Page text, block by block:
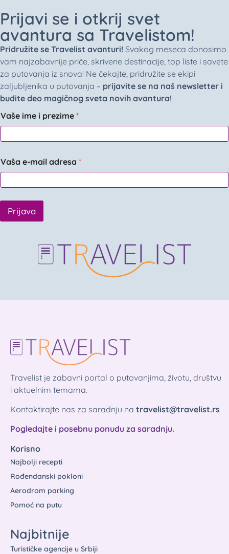
Prijavi se i otkrij svet
avantura sa Travelistom!
Pridružite se Travelist avanturi! Svakog meseca donosimo
vam najzabavnije priče, skrivene destinacije, top liste i savete
za putovanja iz snova! Ne čekajte, pridružite se ekipi
zaljubljenika u putovanja – prijavite se na naš newsletter i
budite deo magičnog sveta novih avantura!
Vaše ime i prezime *
Vaša e-mail adresa *
Prijava
Travelist je zabavni portal o putovanjima, životu, društvu
i aktuelnim temama.
Kontaktirajte nas za saradnju na travelist@travelist.rs
Pogledajte i posebnu ponudu za saradnju.
Korisno
Najbolji recepti
Rođendanski pokloni
Aerodrom parking
Pomoć na putu
Najbitnije
Turističke agencije u Srbiji